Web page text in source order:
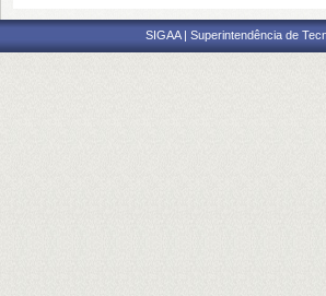
SIGAA | Superintendência de